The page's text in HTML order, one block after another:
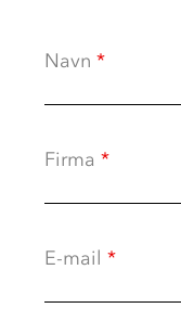
Navn *
Firma *
E-mail *